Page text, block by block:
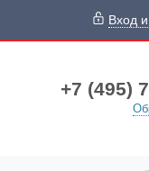
Вход
+7 (495)